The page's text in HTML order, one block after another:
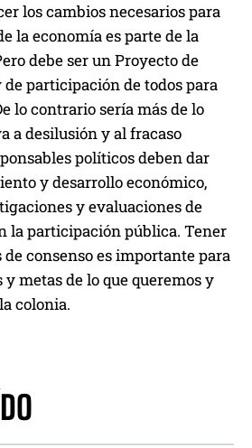
los cambios necesarios para
la economía es parte de la
debe ser un Proyecto de
participación de todos para
lo contrario sería más de lo
a desilusión y al fracaso
políticos deben dar
y desarrollo económico,
y evaluaciones de
la participación pública. Tener
de consenso es importante para
metas de lo que queremos y
colonia.